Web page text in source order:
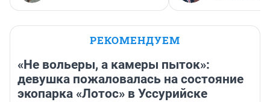
РЕКОМЕНДУЕМ
«Не вольеры, а камеры пыток»:
девушка пожаловалась на состояние
экопарка «Лотос» в Уссурийске